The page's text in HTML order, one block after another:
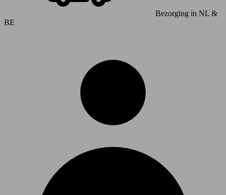
Bezorging in NL &
BE